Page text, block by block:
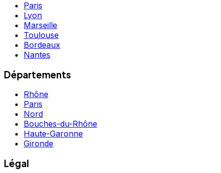
Paris
Lyon
Marseille
Toulouse
Bordeaux
Nantes
Départements
Rhône
Paris
Nord
Bouches-du-Rhône
Haute-Garonne
Gironde
Légal